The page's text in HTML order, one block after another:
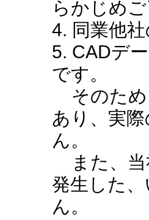
らかじめ
4. 同業他
5. CADデ
です。
そのため
あり、実
ん。
また、当
発生した
ん。